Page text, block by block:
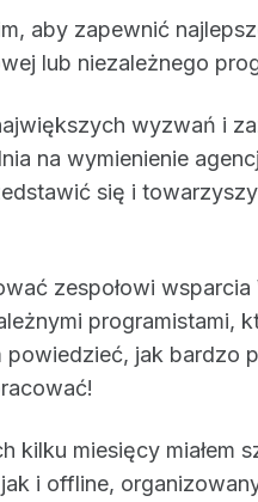
aby zapewnić
lub niezależnego
wyzwań i
na wymienienie
się i
zespołowi
programistami,
powiedzieć, jak bardzo
kilku miesięcy miałem
i offline,